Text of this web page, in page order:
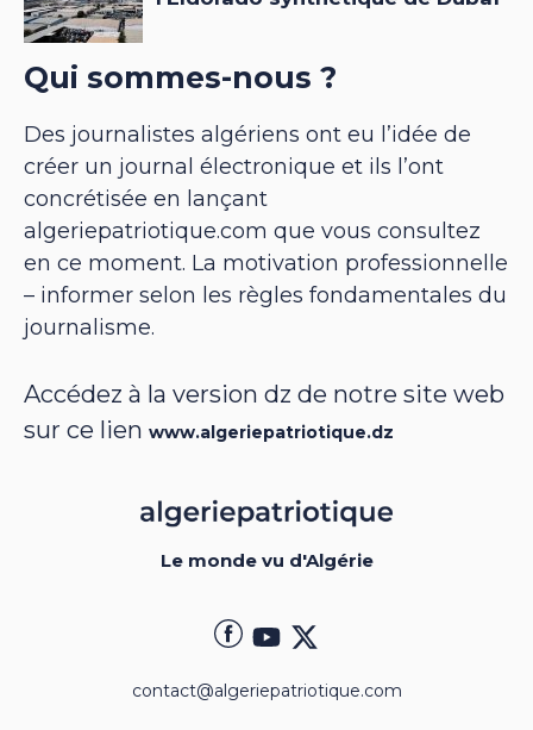
Qui sommes-nous ?
Des journalistes algériens ont eu l’idée de
créer un journal électronique et ils l’ont
concrétisée en lançant
algeriepatriotique.com que vous consultez
en ce moment. La motivation professionnelle
– informer selon les règles fondamentales du
journalisme.
Accédez à la version dz de notre site web
sur ce lien www.algeriepatriotique.dz
Le monde vu d'Algérie
contact@algeriepatriotique.com